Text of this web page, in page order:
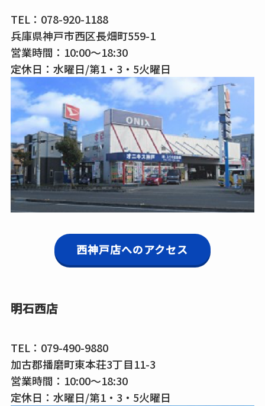
TEL： 078-920-1188
兵庫県神戸市西区長畑町559-1
営業時間：10:00～18:30
定休日：水曜日/第1・3・5火曜日
西神戸店へのアクセス
明石西店
TEL： 079-490-9880
加古郡播磨町東本荘3丁目11-3
営業時間：10:00～18:30
定休日：水曜日/第1・3・5火曜日